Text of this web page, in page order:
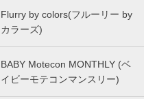
Flurry by colors(フルーリー by
カラーズ)
BABY Motecon MONTHLY (ベ
イビーモテコンマンスリー)